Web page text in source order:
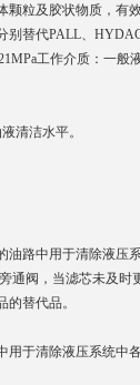
颗粒及胶状物质，
别替代PALL、
工作介质：一般
清洁水平。
路中用于清除液压
阀，当滤芯未及
替代品。
于清除液压系统中